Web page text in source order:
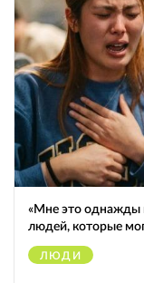
«Мне это однажды
людей, которые
ЛЮДИ